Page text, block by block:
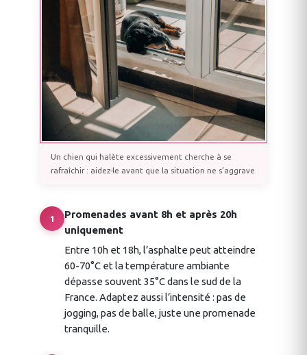
Un chien qui halète excessivement cherche à se
rafraîchir : aidez-le avant que la situation ne s’aggrave
1
Promenades avant 8h et après 20h
uniquement
Entre 10h et 18h, l’asphalte peut atteindre
60-70°C et la température ambiante
dépasse souvent 35°C dans le sud de la
France. Adaptez aussi l’intensité : pas de
jogging, pas de balle, juste une promenade
tranquille.